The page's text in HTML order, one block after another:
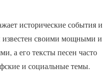
исторические события и
известен своими мощными и
а его тексты песен часто
и социальные темы.